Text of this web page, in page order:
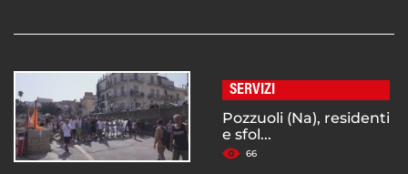
SERVIZI
Pozzuoli (Na), residenti
e sfol...
66